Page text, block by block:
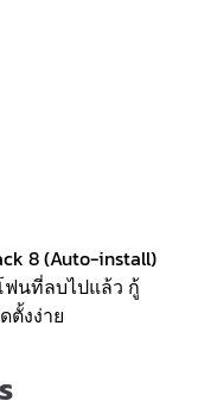
8 (Auto-install)
ฟนที่ลบไปแล้ว กู้
ตั้งง่าย